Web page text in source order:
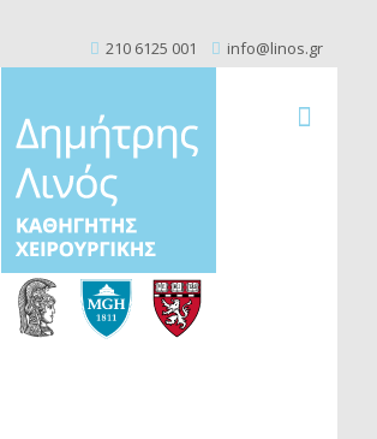
210 6125 001 info@linos.gr